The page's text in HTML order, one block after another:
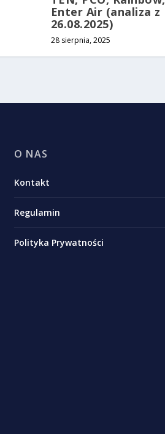
Enter Air (analiza z
26.08.2025)
28 sierpnia, 2025
O NAS
Kontakt
Regulamin
Polityka Prywatności